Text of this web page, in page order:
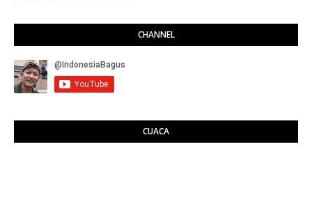
CHANNEL
CUACA